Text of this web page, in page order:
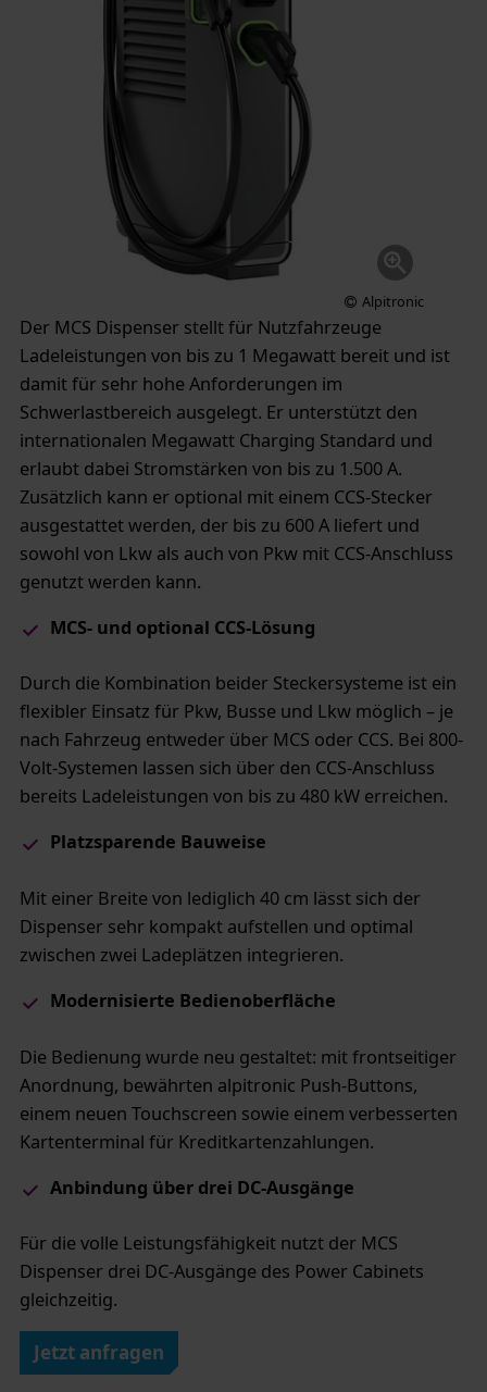
Der MCS Dispenser stellt für Nutzfahrzeuge
Ladeleistungen von bis zu 1 Megawatt bereit und ist
damit für sehr hohe Anforderungen im
Schwerlastbereich ausgelegt. Er unterstützt den
internationalen Megawatt Charging Standard und
erlaubt dabei Stromstärken von bis zu 1.500 A.
Zusätzlich kann er optional mit einem CCS-Stecker
ausgestattet werden, der bis zu 600 A liefert und
sowohl von Lkw als auch von Pkw mit CCS-Anschluss
genutzt werden kann.
MCS- und optional CCS-Lösung​
Durch die Kombination beider Steckersysteme ist ein
flexibler Einsatz für Pkw, Busse und Lkw möglich – je
nach Fahrzeug entweder über MCS oder CCS. Bei 800-
Volt-Systemen lassen sich über den CCS-Anschluss
bereits Ladeleistungen von bis zu 480 kW erreichen.
Platzsparende Bauweise
Mit einer Breite von lediglich 40 cm lässt sich der
Dispenser sehr kompakt aufstellen und optimal
zwischen zwei Ladeplätzen integrieren.
​Modernisierte Bedienoberfläche
Die Bedienung wurde neu gestaltet: mit frontseitiger
Anordnung, bewährten alpitronic Push-Buttons,
einem neuen Touchscreen sowie einem verbesserten
Kartenterminal für Kreditkartenzahlungen.
Anbindung über drei DC-Ausgänge​
Für die volle Leistungsfähigkeit nutzt der MCS
Dispenser drei DC-Ausgänge des Power Cabinets
gleichzeitig.
Jetzt anfragen
Alpitronic